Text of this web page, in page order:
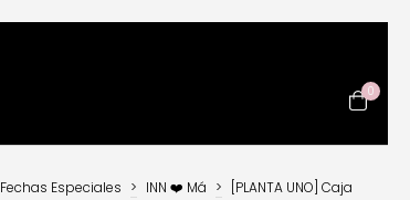
0
Fechas Especiales > INN ❤️ Má >
[PLANTA UNO] Caja